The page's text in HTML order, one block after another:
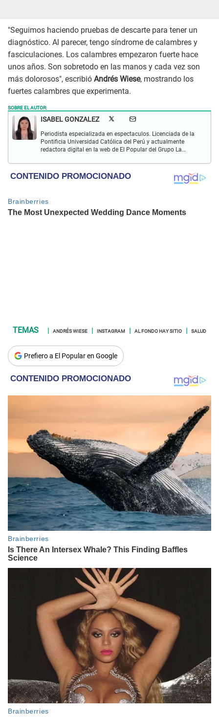
"Seguimos haciendo pruebas de descarte para tener un
diagnóstico. Al parecer, tengo síndrome de calambres y
fasciculaciones. Los calambres empezaron fuerte hace
unos años. Son sobretodo en las manos y cada vez son
más dolorosos", escribió Andrés Wiese, mostrando los
fuertes calambres que experimenta.
SOBRE EL AUTOR:
ISABEL GONZALEZ
Periodista especializada en espectaculos. Licenciada de la
Pontificia Universidad Católica del Perú y actualmente
redactora digital en la web de El Popular del Grupo La
sociales y nuevas tecnologías.
ANDRÉS WIESE INSTAGRAM AL FONDO HAY SITIO SALUD
Prefiero a El Popular en Google